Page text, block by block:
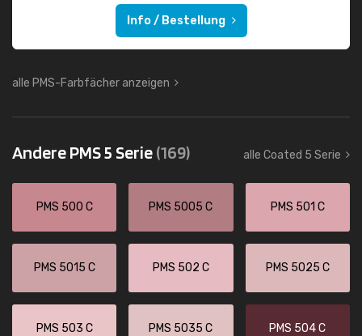
Info / Bestellung
alle PMS-Farbfächer anzeigen
Andere PMS 5 Serie(169) alle Coated 5 Serie
PMS 500 C PMS 5005 C PMS 501 C
PMS 5015 C PMS 502 C PMS 5025 C
PMS 503 C PMS 5035 C PMS 504 C